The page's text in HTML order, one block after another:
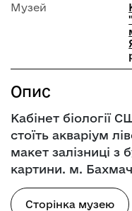
Музей
Опис
Кабінет біології
стоїть акваріум
макет залізниці з
картини. м.
Сторінка музею